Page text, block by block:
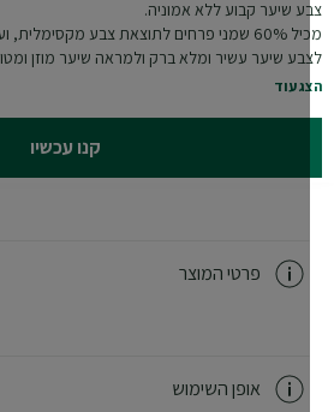
שיער קבוע ללא אמוניה.
מקסימלית, ועד 100% כיסוי שיער לבן.
שיער עשיר ומלא ברק ולמראה שיער מוזן ומטופח.
עוד
קנו עכשיו
פרטי המוצר
אופן השימוש